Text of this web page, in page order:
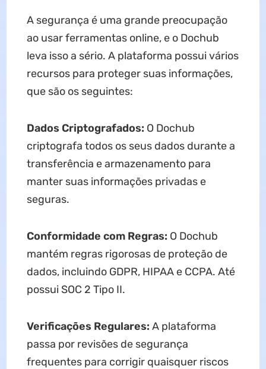
A segurança é uma grande preocupação
ao usar ferramentas online, e o Dochub
leva isso a sério. A plataforma possui vários
recursos para proteger suas informações,
que são os seguintes:
Dados Criptografados: O Dochub
criptografa todos os seus dados durante a
transferência e armazenamento para
manter suas informações privadas e
seguras.
Conformidade com Regras: O Dochub
mantém regras rigorosas de proteção de
dados, incluindo GDPR, HIPAA e CCPA. Até
possui SOC 2 Tipo II.
Verificações Regulares: A plataforma
passa por revisões de segurança
frequentes para corrigir quaisquer riscos